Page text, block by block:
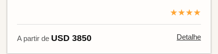
★★★★
A partir de USD 3850 Detalhe